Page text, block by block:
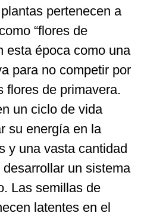
pertenecen a
“flores de
esta época como una
para no competir por
flores de primavera.
un ciclo de vida
su energía en la
y una vasta cantidad
un sistema
Las semillas de
latentes en el